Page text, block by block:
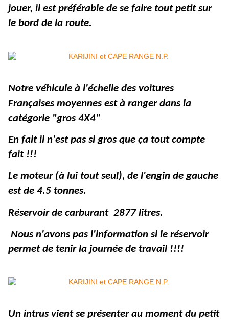
jouer, il est préférable de se faire tout petit sur
le bord de la route.
Notre véhicule à l'échelle des voitures
Françaises moyennes est à ranger dans la
catégorie "gros 4X4"
En fait il n'est pas si gros que ça tout compte
fait !!!
Le moteur (à lui tout seul), de l'engin de gauche
est de 4.5 tonnes.
Réservoir de carburant 2877 litres.
Nous n'avons pas l'information si le réservoir
permet de tenir la journée de travail !!!!
Un intrus vient se présenter au moment du petit